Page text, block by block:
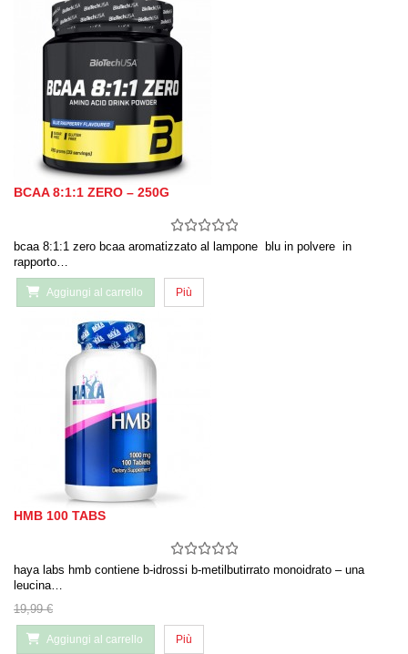
BCAA 8:1:1 ZERO – 250G
bcaa 8:1:1 zero bcaa aromatizzato al lampone blu in polvere in
rapporto…
Aggiungi al carrello Più
HMB 100 TABS
haya labs hmb contiene b-idrossi b-metilbutirrato monoidrato – una
leucina…
19,99 €
Aggiungi al carrello Più